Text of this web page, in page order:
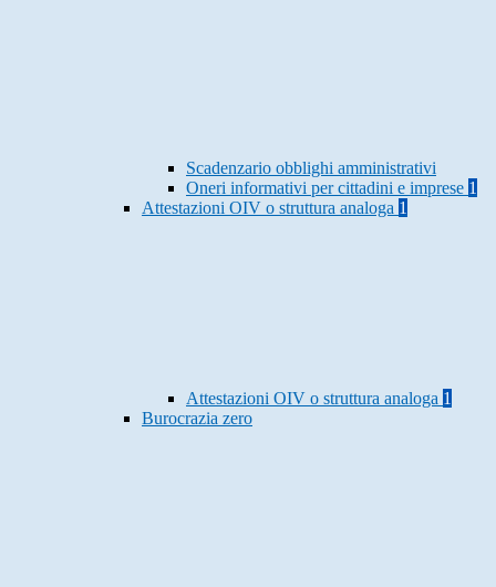
Scadenzario obblighi amministrativi
Oneri informativi per cittadini e imprese 1
Attestazioni OIV o struttura analoga 1
Attestazioni OIV o struttura analoga 1
Burocrazia zero